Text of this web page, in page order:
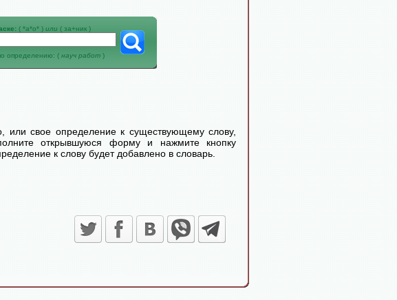
( *а*о* ) или ( за+ник )
определению: ( науч работ )
или свое определение к существующему слову,
открывшуюся форму и нажмите кнопку
к слову будет добавлено в словарь.